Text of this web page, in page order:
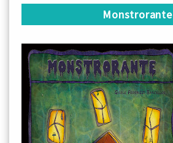
Monstrorante